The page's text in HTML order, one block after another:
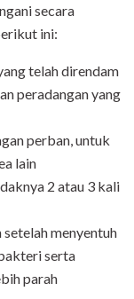
secara
ini:
telah direndam
peradangan yang
perban, untuk
lain
2 atau 3 kali
menyentuh
serta
parah